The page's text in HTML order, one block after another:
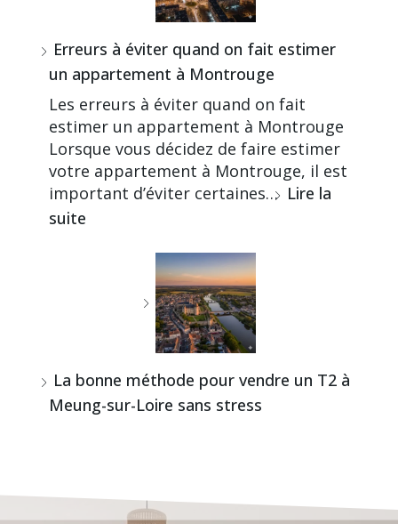
Erreurs à éviter quand on fait estimer
un appartement à Montrouge
Les erreurs à éviter quand on fait
estimer un appartement à Montrouge
Lorsque vous décidez de faire estimer
votre appartement à Montrouge, il est
important d’éviter certaines… Lire la
suite
La bonne méthode pour vendre un T2 à
Meung-sur-Loire sans stress